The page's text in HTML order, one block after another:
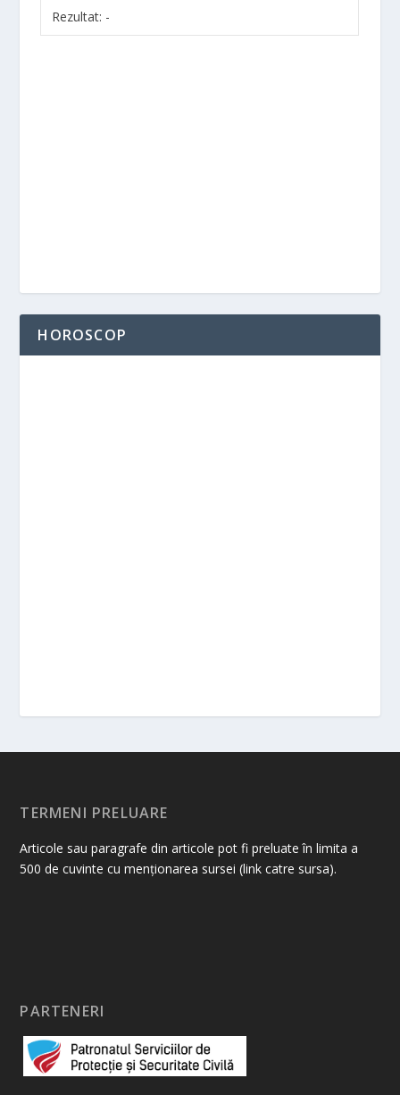
Rezultat: -
HOROSCOP
TERMENI PRELUARE
Articole sau paragrafe din articole pot fi preluate în limita a
500 de cuvinte cu menționarea sursei (link catre sursa).
PARTENERI